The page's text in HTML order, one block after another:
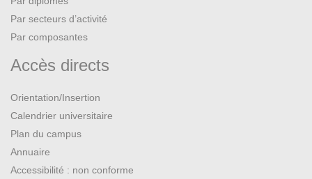
Par secteurs d’activité
Par composantes
Accès directs
Orientation/Insertion
Calendrier universitaire
Plan du campus
Annuaire
Accessibilité : non conforme